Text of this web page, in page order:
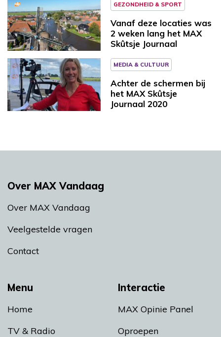
GEZONDHEID & SPORT
Vanaf deze locaties was
2 weken lang het MAX
Skûtsje Journaal
MEDIA & CULTUUR
Achter de schermen bij
het MAX Skûtsje
Journaal 2020
Menu
Home
TV & Radio
Interactie
MAX Opinie Panel
Oproepen
Over MAX Vandaag
Over MAX Vandaag
Veelgestelde vragen
Contact